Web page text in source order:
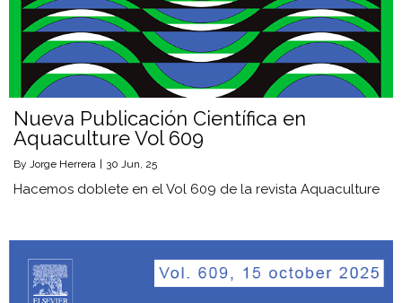
Nueva Publicación Científica en
Aquaculture Vol 609
By Jorge Herrera 30 Jun, 25
Hacemos doblete en el Vol 609 de la revista Aquaculture